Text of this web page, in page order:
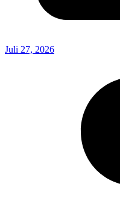
Juli 27, 2026